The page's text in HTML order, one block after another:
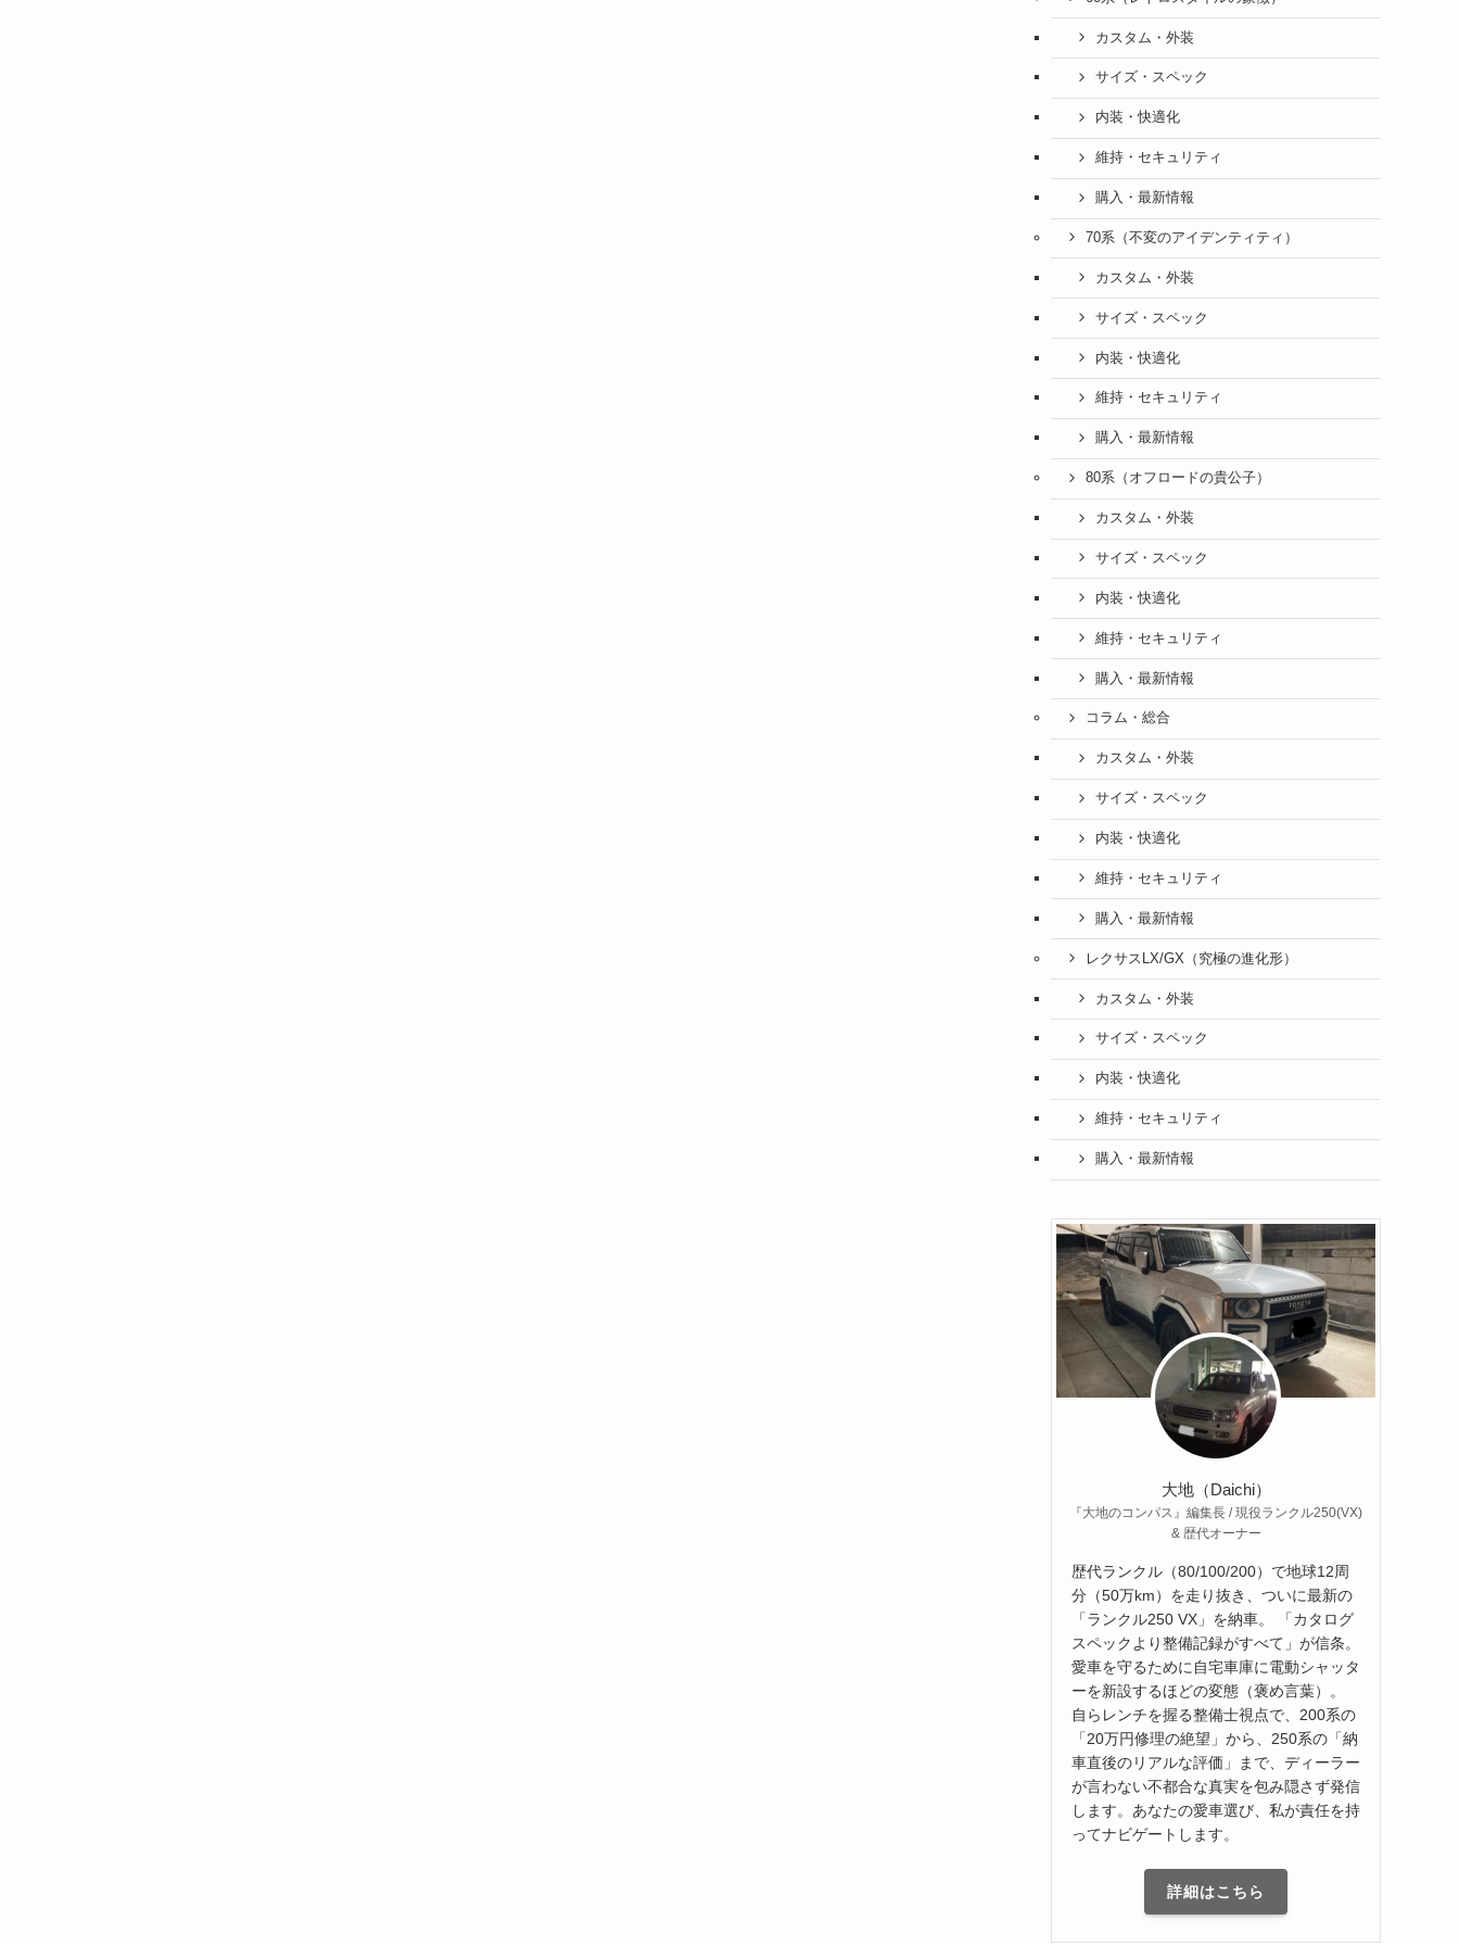
カスタム・外装
サイズ・スペック
内装・快適化
維持・セキュリティ
購入・最新情報
70系（不変のアイデンティティ）
カスタム・外装
サイズ・スペック
内装・快適化
維持・セキュリティ
購入・最新情報
80系（オフロードの貴公子）
カスタム・外装
サイズ・スペック
内装・快適化
維持・セキュリティ
購入・最新情報
コラム・総合
カスタム・外装
サイズ・スペック
内装・快適化
維持・セキュリティ
購入・最新情報
レクサスLX/GX（究極の進化形）
カスタム・外装
サイズ・スペック
内装・快適化
維持・セキュリティ
購入・最新情報
大地（Daichi）
『大地のコンパス』編集長 / 現役ランクル250(VX)
& 歴代オーナー
歴代ランクル（80/100/200）で地球12周
分（50万km）を走り抜き、ついに最新の
「ランクル250 VX」を納車。 「カタログ
スペックより整備記録がすべて」が信条。
愛車を守るために自宅車庫に電動シャッタ
ーを新設するほどの変態（褒め言葉）。
自らレンチを握る整備士視点で、200系の
「20万円修理の絶望」から、250系の「納
車直後のリアルな評価」まで、ディーラー
が言わない不都合な真実を包み隠さず発信
します。あなたの愛車選び、私が責任を持
ってナビゲートします。
詳細はこちら